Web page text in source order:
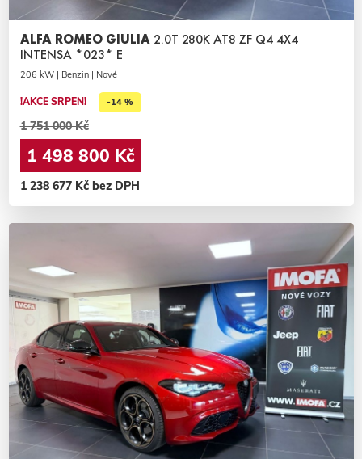
ALFA ROMEO GIULIA 2.0T 280K AT8 ZF Q4 4X4
INTENSA *023* E
206 kW | Benzin | Nové
!AKCE SRPEN! -14 %
1 751 000 Kč
1 498 800 Kč
1 238 677 Kč bez DPH